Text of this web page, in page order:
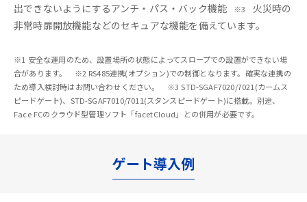
出できないようにするアンチ・パス・バック機能
※3
火災時の
非常時扉開放機能などのセキュアな機能を備えています。
※1 安全な運用のため、設置場所の状態によってスロープでの設置ができない場
合があります。 ※2 RS485連携(オプション)での制御となります。確実な連携の
ため導入検討時はお問い合わせください。 ※3 STD-SGAF7020/7021(カームス
ピードゲート)、STD-SGAF7010/7011(スタンスピードゲート)に搭載。別途、
Face FCのクラウド型管理ソフト「facetCloud」との併用が必要です。
ゲート導入例